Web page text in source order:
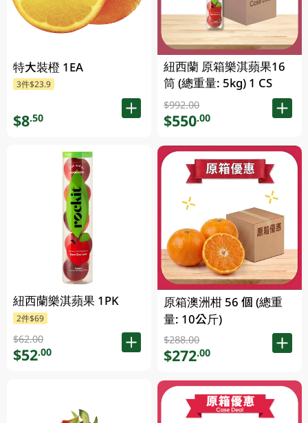
特大裝橙 1EA
3件$23.9
$8.50
紐西蘭樂淇蘋果 1PK
2件$69
$62.00
$52.00
紐西蘭 原箱樂淇蘋果16
筒 (總重量: 5kg) 1 CS
$992.00
$550.00
原箱澳洲柑 56 個 (總重
量: 10公斤)
$288.00
$272.00